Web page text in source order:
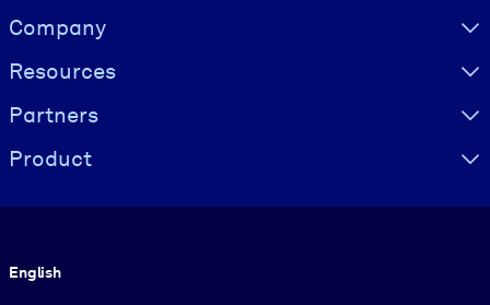
Visually hidden Text
Company
Resources
Partners
Product
English